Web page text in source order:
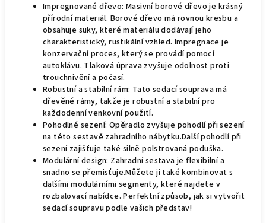
Impregnované dřevo: Masivní borové dřevo je krásný
přírodní materiál. Borové dřevo má rovnou kresbu a
obsahuje suky, které materiálu dodávají jeho
charakteristický, rustikální vzhled. Impregnace je
konzervační proces, který se provádí pomocí
autoklávu. Tlaková úprava zvyšuje odolnost proti
trouchnivění a počasí.
Robustní a stabilní rám: Tato sedací souprava má
dřevěné rámy, takže je robustní a stabilní pro
každodenní venkovní použití.
Pohodlné sezení: Opěradlo zvyšuje pohodlí při sezení
na této sestavě zahradního nábytku.Další pohodlí při
sezení zajišťuje také silně polstrovaná poduška.
Modulární design: Zahradní sestava je flexibilní a
snadno se přemisťuje.Můžete ji také kombinovat s
dalšími modulárními segmenty, které najdete v
rozbalovací nabídce. Perfektní způsob, jak si vytvořit
sedací soupravu podle vašich představ!